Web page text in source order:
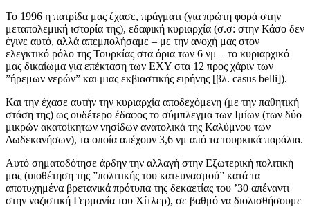
Το 1996 η πατρίδα μας έχασε, πράγματι (για πρώτη φορά στην
μεταπολεμική ιστορία της), εδαφική κυριαρχία (σ.σ: στην Κάσο δεν
έγινε αυτό, αλλά απεμπολήσαμε – με την ανοχή μας στον
ελεγκτικό ρόλο της Τουρκίας στα όρια των 6 νμ – το κυριαρχικό
μας δικαίωμα για επέκταση των ΕΧΥ στα 12 προς χάριν των
”ήρεμων νερών” και μιας εκβιαστικής ειρήνης [βλ. casus belli]).
Και την έχασε αυτήν την κυριαρχία αποδεχόμενη (με την παθητική
στάση της) ως ουδέτερο έδαφος το σύμπλεγμα των Ιμίων (των δύο
μικρών ακατοίκητων νησίδων ανατολικά της Καλύμνου των
Δωδεκανήσων), τα οποία απέχουν 3,6 νμ από τα τουρκικά παράλια.
Αυτό σηματοδότησε άρδην την αλλαγή στην Εξωτερική πολιτική
μας (υιοθέτηση της ”πολιτικής του κατευνασμού” κατά τα
αποτυχημένα βρετανικά πρότυπα της δεκαετίας του ’30 απέναντι
στην ναζιστική Γερμανία του Χίτλερ), σε βαθμό να διολισθήσουμε